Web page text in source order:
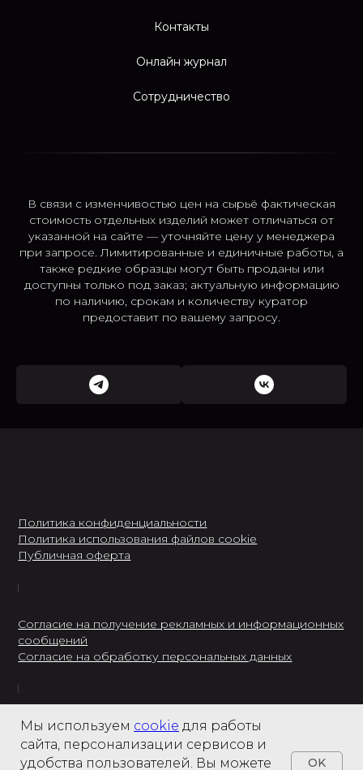
Контакты
Онлайн журнал
Сотрудничество
В связи с изменчивостью цен на сырьё фактическая
стоимость отдельных изделий может отличаться от
указанной на сайте — уточняйте цену у менеджера
при запросе. Лимитированные и единичные работы, а
также редкие образцы могут быть проданы или
доступны только под заказ; актуальную информацию
по наличию, срокам и количеству куратор
предоставит по вашему запросу.
Политика конфиденциальности
Политика использования файлов cookie
Публичная оферта
Согласие на получение рекламных и информационных
сообщений
Согласие на обработку персональных данных
ИП Городецкий А.Г.
ИНН: 237301234120
8 495 122 22 49
Мы используем cookie для работы
сайта, персонализации сервисов и
удобства пользователей. Вы можете
OK